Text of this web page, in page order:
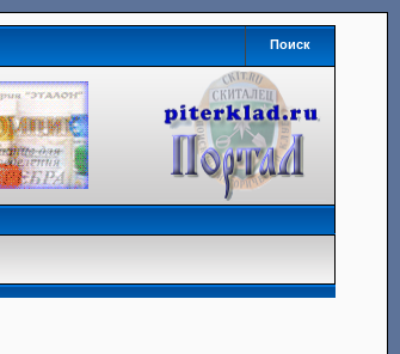
Поиск